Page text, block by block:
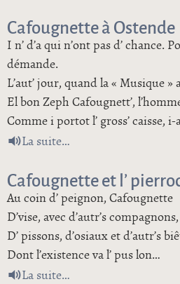
Cafougnette à Ostende
I n’ d’a qui n’ont pas d’ chance.
démande.
L’aut’ jour, quand la « Musique »
El bon Zeph Cafougnett’,
Comme i portot l’ gross’ caisse, i-
La suitede Cafougnette à
Cafougnette et l’
Au coin d’ peignon, Cafougnette
D’vise, avec d’autr’s compagnons,
D’ pissons, d’osiaux et d’autr’s
Dont l’existence va l’ pus lon…
La suitede Cafougnette et l’